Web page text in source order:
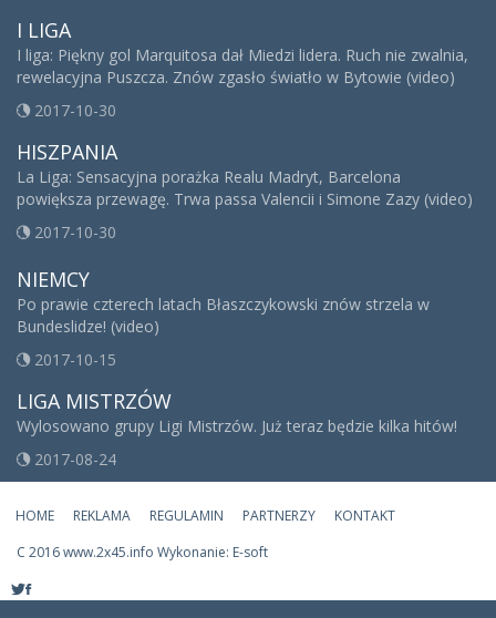
I LIGA
I liga: Piękny gol Marquitosa dał Miedzi lidera. Ruch nie zwalnia,
rewelacyjna Puszcza. Znów zgasło światło w Bytowie (video)
2017-10-30
HISZPANIA
La Liga: Sensacyjna porażka Realu Madryt, Barcelona
powiększa przewagę. Trwa passa Valencii i Simone Zazy (video)
2017-10-30
NIEMCY
Po prawie czterech latach Błaszczykowski znów strzela w
Bundeslidze! (video)
2017-10-15
LIGA MISTRZÓW
Wylosowano grupy Ligi Mistrzów. Już teraz będzie kilka hitów!
2017-08-24
HOME REKLAMA REGULAMIN PARTNERZY
KONTAKT
C 2016 www.2x45.info Wykonanie: E-soft